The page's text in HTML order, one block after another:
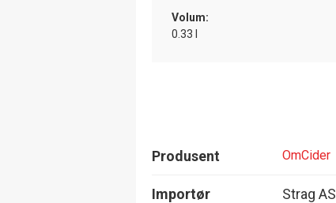
Volum:
0.33 l
Produsent OmCider
Importør Strag AS